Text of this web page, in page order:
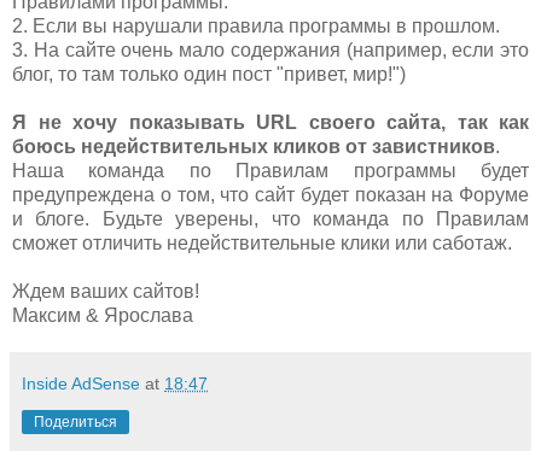
2. Если вы нарушали правила программы в прошлом.
3. На сайте очень мало содержания (например, если это
блог, то там только один пост "привет, мир!")
Я не хочу показывать URL своего сайта, так как
боюсь недействительных кликов от завистников.
Наша команда по Правилам программы будет
предупреждена о том, что сайт будет показан на Форуме
и блоге. Будьте уверены, что команда по Правилам
сможет отличить недействительные клики или саботаж.
Ждем ваших сайтов!
Максим & Ярослава
Inside AdSense at 18:47
Поделиться